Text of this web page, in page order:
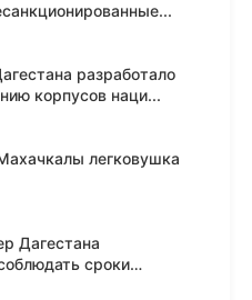
разработало
корпусов наци...
легковушка
Дагестана
сроки